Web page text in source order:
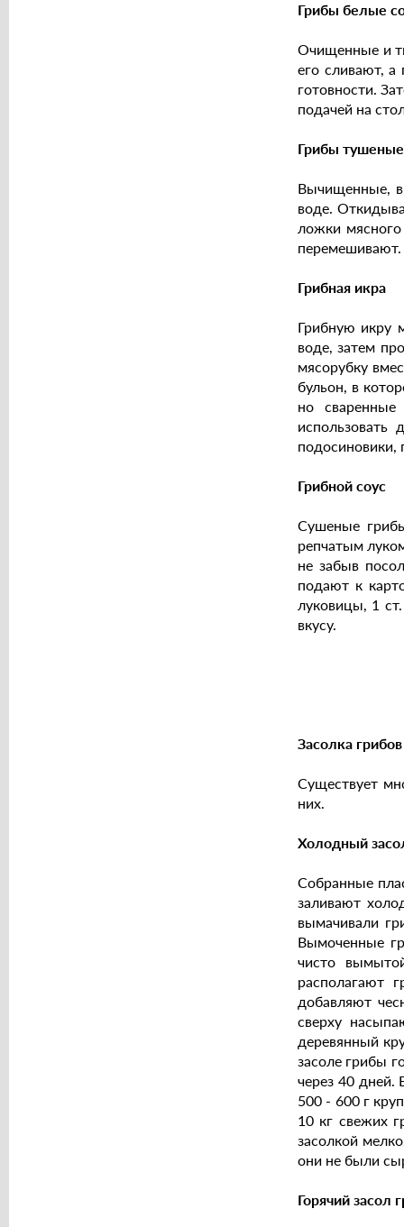
Грибы белые
Очищенные и
его сливают,
готовности.
подачей на
Грибы тушеные
Вычищенные,
воде.
ложки
перемешивают.
Грибная икра
Грибную икру
воде, затем
мясорубку
бульон, в
но
подосиновики,
Грибной соус
Сушеные
репчатым
не забыв
подают к
луковицы, 1
вкусу.
Засолка грибов
Существует
них.
Холодный
Собранные
заливают
вымачивали
Вымоченные
чисто
располагают
добавляют
сверху
деревянный
засоле грибы
через 40 дней.
500 - 600 г
10 кг свежих
засолкой
они не были
Горячий засол